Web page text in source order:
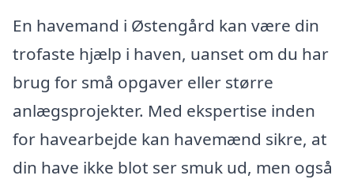
En havemand i Østengård kan være din
trofaste hjælp i haven, uanset om du har
brug for små opgaver eller større
anlægsprojekter. Med ekspertise inden
for havearbejde kan havemænd sikre, at
din have ikke blot ser smuk ud, men også